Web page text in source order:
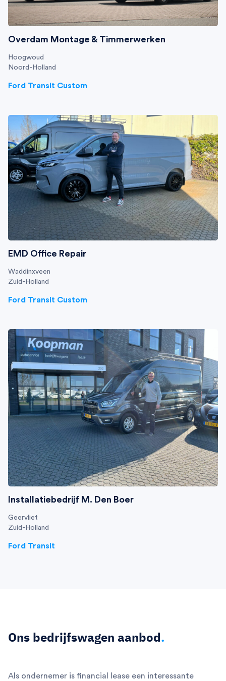
Overdam Montage & Timmerwerken
Hoogwoud
Noord-Holland
Ford Transit Custom
EMD Office Repair
Waddinxveen
Zuid-Holland
Ford Transit Custom
Installatiebedrijf M. Den Boer
Geervliet
Zuid-Holland
Ford Transit
Ons bedrijfswagen aanbod.
Als ondernemer is financial lease een interessante